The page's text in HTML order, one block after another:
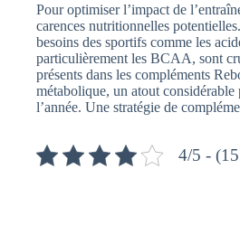
Pour optimiser l’impact de
carences nutritionnelles
besoins des sportifs comme les
particulièrement les BCAA, sont
présents dans les compléments
métabolique, un atout
l’année. Une stratégie de
4/5 -